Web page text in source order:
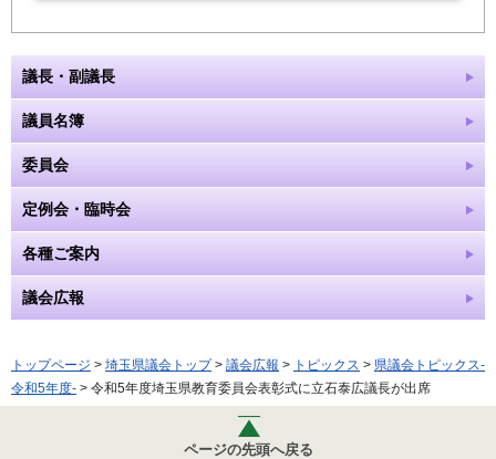
議長・副議長
議員名簿
委員会
定例会・臨時会
各種ご案内
議会広報
トップページ > 埼玉県議会トップ> 議会広報 > トピックス > 県議会トピックス-
令和5年度- > 令和5年度埼玉県教育委員会表彰式に立石泰広議長が出席
ページの先頭へ戻る